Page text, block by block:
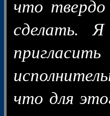
что
сделать.
что для